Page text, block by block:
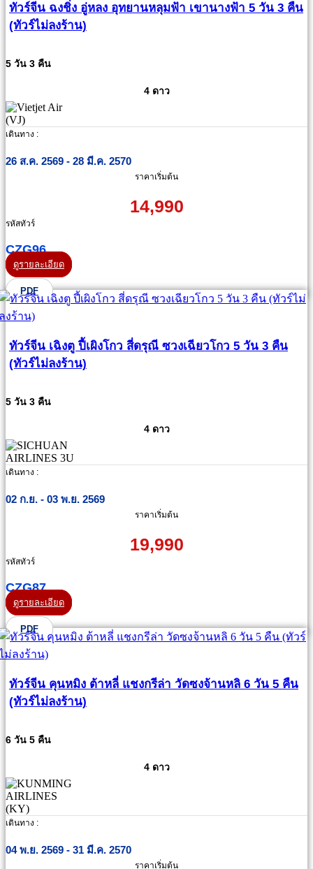
ทัวร์จีน ฉงชิ่ง อู่หลง อุทยานหลุมฟ้า เขานางฟ้า 5 วัน 3 คืน
(ทัวร์ไม่ลงร้าน)
5 วัน 3 คืน
4 ดาว
เดินทาง :
26 ส.ค. 2569 - 28 มี.ค. 2570
ราคาเริ่มต้น
14,990
รหัสทัวร์
CZG96
ดูรายละเอียด
PDF
ทัวร์จีน เฉิงตู ปี้เผิงโกว สี่ดรุณี ซวงเฉียวโกว 5 วัน 3 คืน
(ทัวร์ไม่ลงร้าน)
5 วัน 3 คืน
4 ดาว
เดินทาง :
02 ก.ย. - 03 พ.ย. 2569
ราคาเริ่มต้น
19,990
รหัสทัวร์
CZG87
ดูรายละเอียด
PDF
ทัวร์จีน คุนหมิง ต้าหลี่ แชงกรีล่า วัดซงจ้านหลิ 6 วัน 5 คืน
(ทัวร์ไม่ลงร้าน)
6 วัน 5 คืน
4 ดาว
เดินทาง :
04 พ.ย. 2569 - 31 มี.ค. 2570
ราคาเริ่มต้น